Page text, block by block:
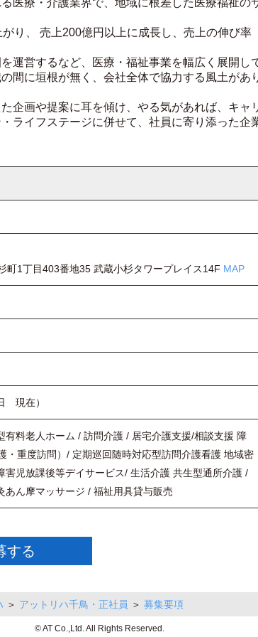
医療・介護業界で、地域に根差した医療福祉の
り、 売上200億円以上に成長し、売上の伸び率
運営するなど、医療・福祉事業を幅広く展開し
間に垣根が無く、会社全体で協力する風土があ
企画や提案に耳を傾け、やる気があれば、キャ
ライフステージに併せて、社員に寄り添った企
町1丁目403番地35 武蔵小杉タワープレイス14F MAP
現在）
有料老人ホーム / 訪問介護 / 居宅介護支援/相談支援 障
・重度訪問）/ 定期巡回随時対応型訪問介護看護 地域密
害児放課後等デイサービス/ 生活介護 共生型通所介護 /
あん摩マッサージ / 福祉用具貸与販売
する
＞ アットリハ千鳥・正社員 ＞ 募集要項
© AT Co.,Ltd. All Rights Reserved.